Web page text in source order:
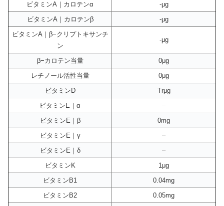
ビタミンA｜カロテンα
-μg
ビタミンA｜カロテンβ
-μg
ビタミンA｜β−クリプトキサンチ
ン
-μg
β−カロテン当量
0μg
レチノール活性当量
0μg
ビタミンD
Trμg
ビタミンE｜α
–
ビタミンE｜β
0mg
ビタミンE｜γ
–
ビタミンE｜δ
–
ビタミンK
1μg
ビタミンB1
0.04mg
ビタミンB2
0.05mg